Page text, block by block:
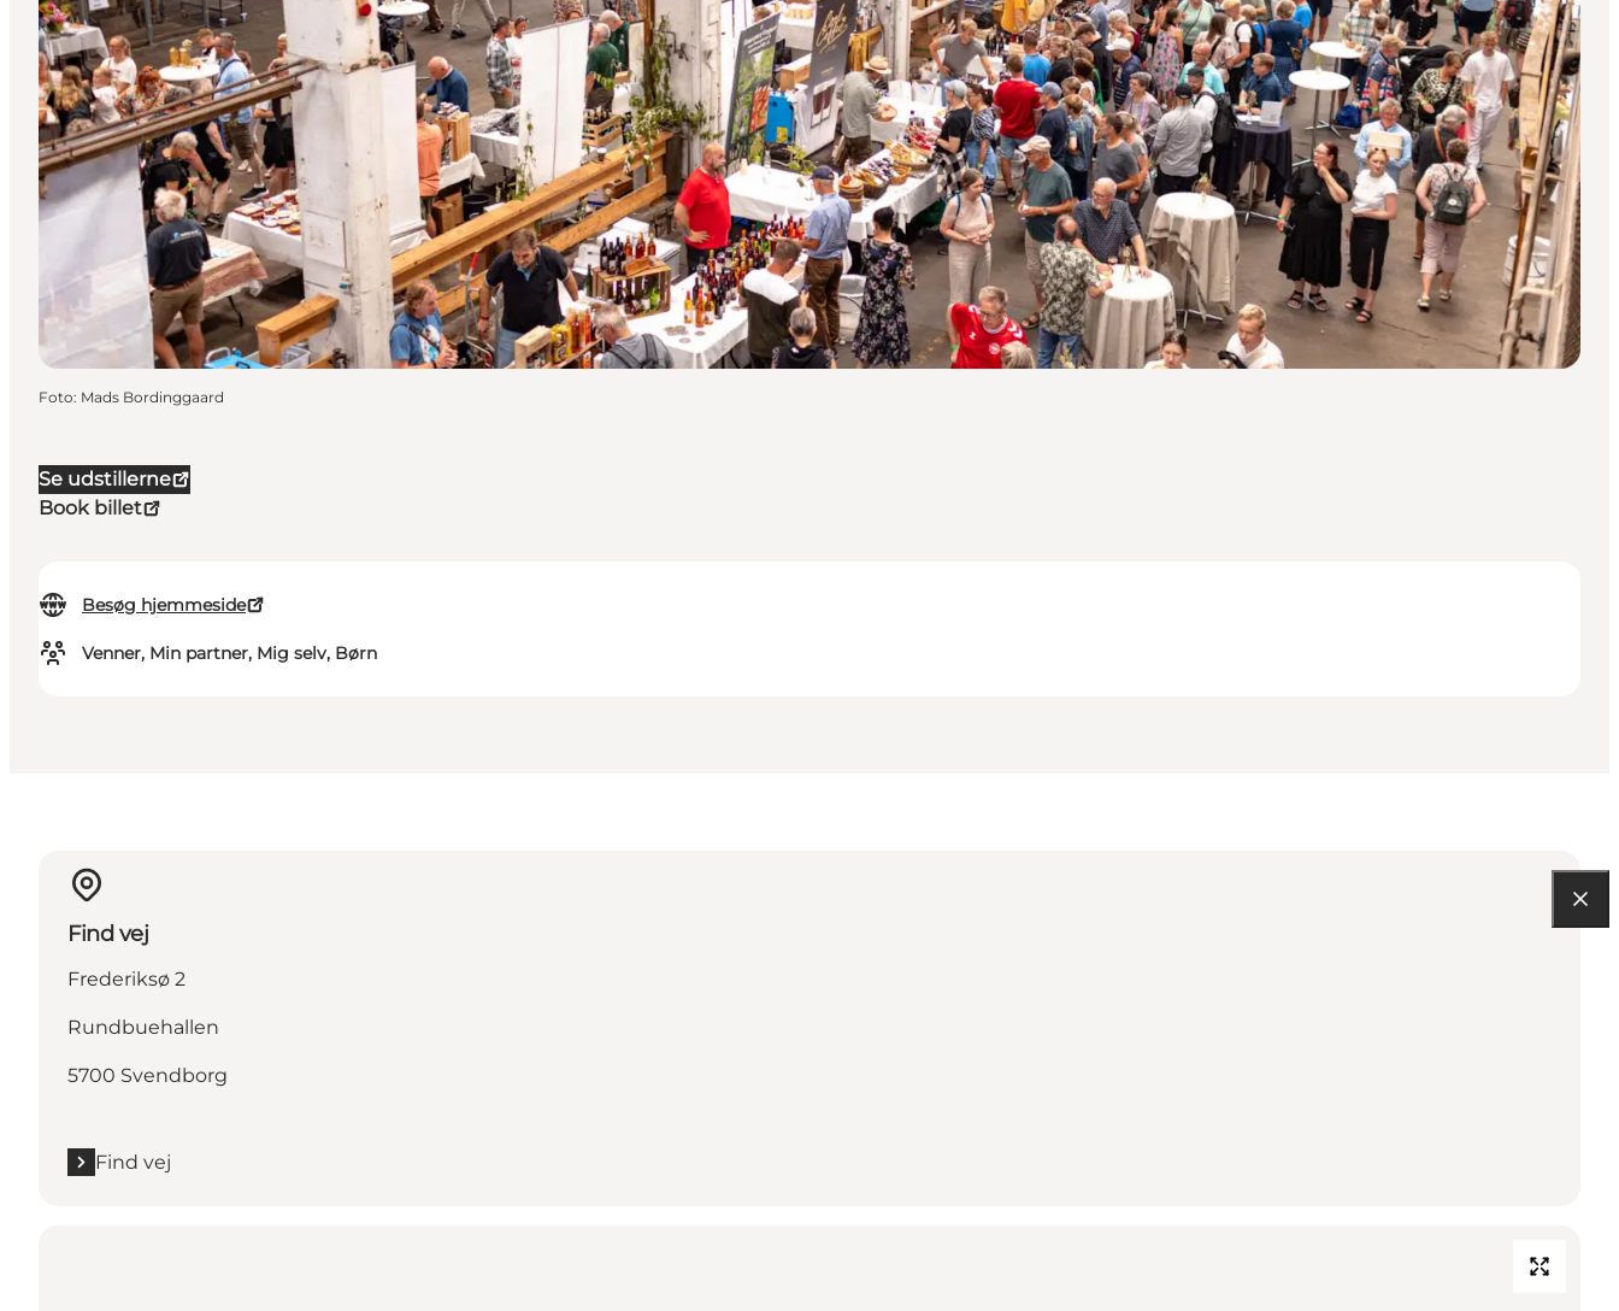
Se udstillerne
Book billet
Besøg hjemmeside
Venner, Min partner, Mig selv, Børn
Foto: Mads Bordinggaard
Find vej
Frederiksø 2
Rundbuehallen
5700 Svendborg
Find vej